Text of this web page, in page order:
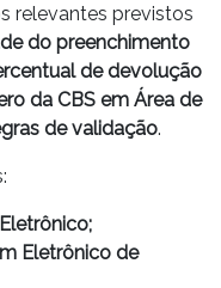
relevantes previstos
do preenchimento
de devolução
da CBS em Área de
de validação.
Eletrônico de